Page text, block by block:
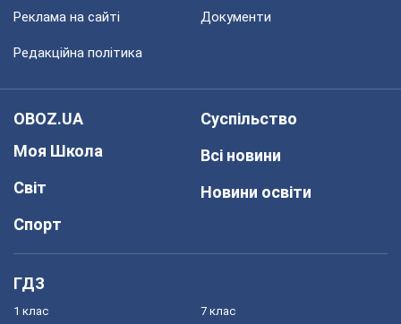
Реклама на сайті Документи
Редакційна політика
OBOZ.UA
Моя Школа
Світ
Спорт
Суспільство
Всі новини
Новини освіти
ГДЗ
1 клас 7 клас